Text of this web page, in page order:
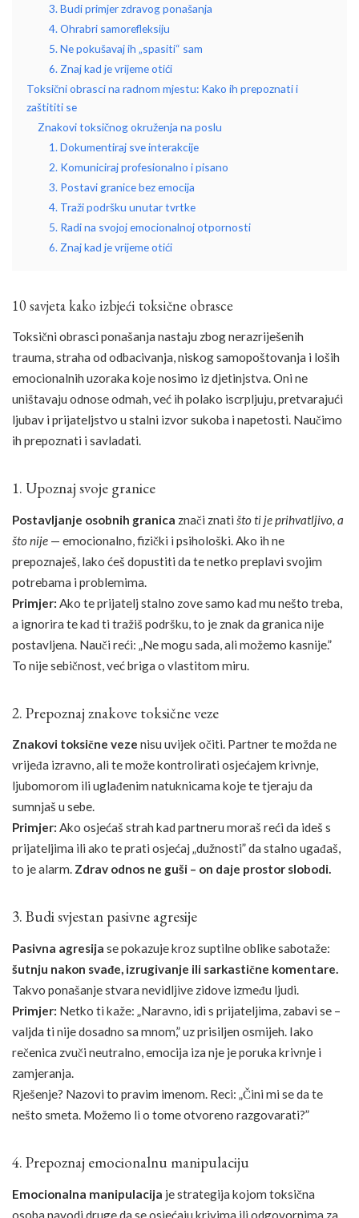
3. Budi primjer zdravog ponašanja
4. Ohrabri samorefleksiju
5. Ne pokušavaj ih „spasiti“ sam
6. Znaj kad je vrijeme otići
Toksični obrasci na radnom mjestu: Kako ih prepoznati i
zaštititi se
Znakovi toksičnog okruženja na poslu
1. Dokumentiraj sve interakcije
2. Komuniciraj profesionalno i pisano
3. Postavi granice bez emocija
4. Traži podršku unutar tvrtke
5. Radi na svojoj emocionalnoj otpornosti
6. Znaj kad je vrijeme otići
10 savjeta kako izbjeći toksične obrasce
Toksični obrasci ponašanja nastaju zbog nerazriješenih
trauma, straha od odbacivanja, niskog samopoštovanja i loših
emocionalnih uzoraka koje nosimo iz djetinjstva. Oni ne
uništavaju odnose odmah, već ih polako iscrpljuju, pretvarajući
ljubav i prijateljstvo u stalni izvor sukoba i napetosti. Naučimo
ih prepoznati i savladati.
1. Upoznaj svoje granice
Postavljanje osobnih granica znači znati što ti je prihvatljivo, a
što nije — emocionalno, fizički i psihološki. Ako ih ne
prepoznaješ, lako ćeš dopustiti da te netko preplavi svojim
potrebama i problemima.
Primjer: Ako te prijatelj stalno zove samo kad mu nešto treba,
a ignorira te kad ti tražiš podršku, to je znak da granica nije
postavljena. Nauči reći: „Ne mogu sada, ali možemo kasnije.”
To nije sebičnost, već briga o vlastitom miru.
2. Prepoznaj znakove toksične veze
Znakovi toksične veze nisu uvijek očiti. Partner te možda ne
vrijeđa izravno, ali te može kontrolirati osjećajem krivnje,
ljubomorom ili uglađenim natuknicama koje te tjeraju da
sumnjaš u sebe.
Primjer: Ako osjećaš strah kad partneru moraš reći da ideš s
prijateljima ili ako te prati osjećaj „dužnosti” da stalno ugađaš,
to je alarm. Zdrav odnos ne guši – on daje prostor slobodi.
3. Budi svjestan pasivne agresije
Pasivna agresija se pokazuje kroz suptilne oblike sabotaže:
šutnju nakon svađe, izrugivanje ili sarkastične komentare.
Takvo ponašanje stvara nevidljive zidove između ljudi.
Primjer: Netko ti kaže: „Naravno, idi s prijateljima, zabavi se –
valjda ti nije dosadno sa mnom,” uz prisiljen osmijeh. Iako
rečenica zvuči neutralno, emocija iza nje je poruka krivnje i
zamjeranja.
Rješenje? Nazovi to pravim imenom. Reci: „Čini mi se da te
nešto smeta. Možemo li o tome otvoreno razgovarati?”
4. Prepoznaj emocionalnu manipulaciju
Emocionalna manipulacija je strategija kojom toksična
osoba navodi druge da se osjećaju krivima ili odgovornima za